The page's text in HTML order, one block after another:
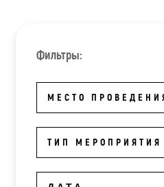
Фильтры:
МЕСТО
ТИП МЕРОПРИЯТИЯ